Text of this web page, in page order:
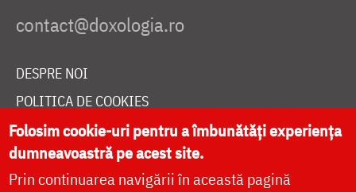
DESPRE NOI
POLITICA DE COOKIES
DONEAZĂ ONLINE PENTRU CATEDRALA NAȚIONALĂ
Folosim cookie-uri pentru a îmbunătăți experiența
dumneavoastră pe acest site.
Prin continuarea navigării în această pagină